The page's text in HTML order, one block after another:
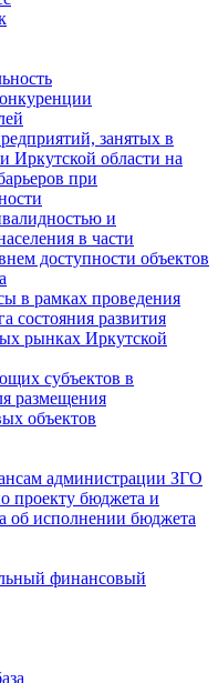
занятых в
Иркутской области на
при
и
в части
доступности объектов
в рамках проведения
состояния развития
рынках Иркутской
субъектов в
размещения
объектов
администрации ЗГО
проекту бюджета и
об исполнении бюджета
финансовый